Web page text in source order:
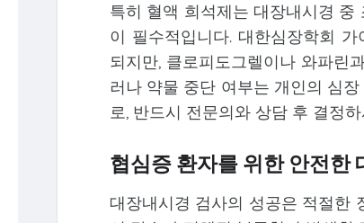
특히 혈액 희석제는 대장내시경
이 필수적입니다. 대한심장학회
되지만, 클로피도그렐이나 와파린
러나 약물 중단 여부는 개인의 심
로, 반드시 전문의와 상담 후 결정
협심증 환자를 위한 안전한
대장내시경 검사의 성공은 적절한